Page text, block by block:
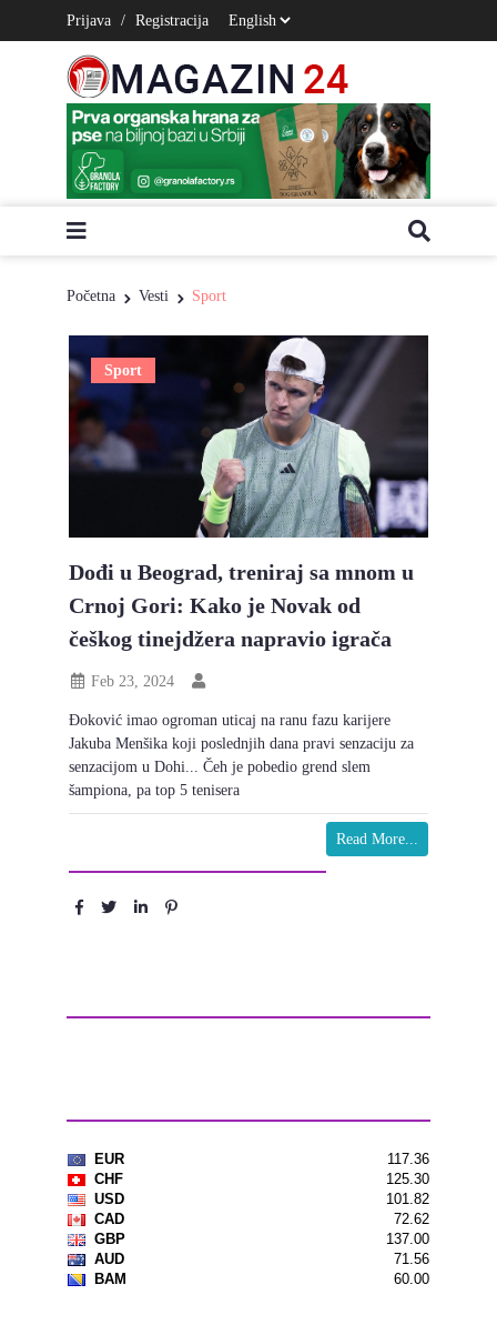
Prijava / Registracija
Početna Vesti Sport
Sport
Dođi u Beograd, treniraj sa mnom u
Crnoj Gori: Kako je Novak od
češkog tinejdžera napravio igrača
Feb 23, 2024
Đoković imao ogroman uticaj na ranu fazu karijere
Jakuba Menšika koji poslednjih dana pravi senzaciju za
senzacijom u Dohi... Čeh je pobedio grend slem
šampiona, pa top 5 tenisera
Read More...